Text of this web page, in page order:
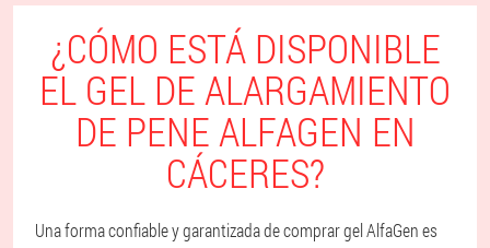
¿CÓMO ESTÁ DISPONIBLE
EL GEL DE ALARGAMIENTO
DE PENE ALFAGEN EN
CÁCERES?
Una forma confiable y garantizada de comprar gel AlfaGen es